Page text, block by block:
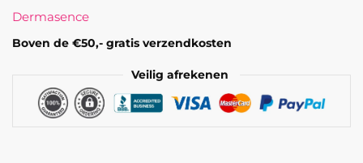
emulsion
50
Dermasence
Boven de €50,- gratis verzendkosten
Veilig afrekenen